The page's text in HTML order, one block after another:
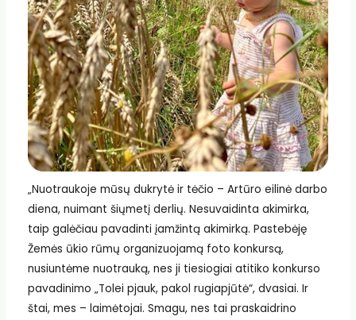
„Nuotraukoje mūsų dukrytė ir tėčio – Artūro eilinė darbo
diena, nuimant šiųmetį derlių. Nesuvaidinta akimirka,
taip galėčiau pavadinti įamžintą akimirką. Pastebėję
Žemės ūkio rūmų organizuojamą foto konkursą,
nusiuntėme nuotrauką, nes ji tiesiogiai atitiko konkurso
pavadinimo „Tolei pjauk, pakol rugiapjūtė“, dvasiai. Ir
štai, mes – laimėtojai. Smagu, nes tai praskaidrino